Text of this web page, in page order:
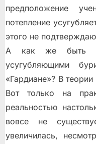
предположение
потепление
этого не
А как же быть с
усугубляющими
«Гардиане»? В
Вот только на
реальностью
вовсе не
увеличилась,